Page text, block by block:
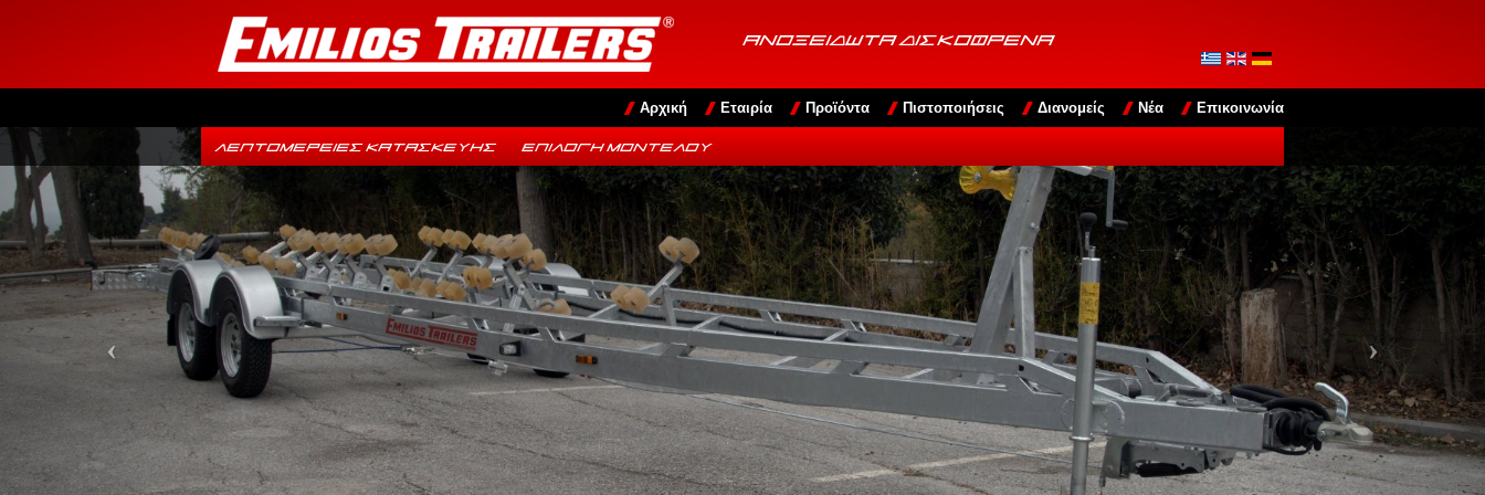
ΑΝΟΞΕΙΔΩΤΑ ΔΙΣΚΟΦΡΕΝΑ
Αρχική Εταιρία Προϊόντα Πιστοποιήσεις Διανομείς Νέα Επικοινωνία
ΛΕΠΤΟΜΈΡΕΙΕΣ ΚΑΤΑΣΚΕΥΉΣ ΕΠΙΛΟΓΉ ΜΟΝΤΈΛΟΥ
Previous